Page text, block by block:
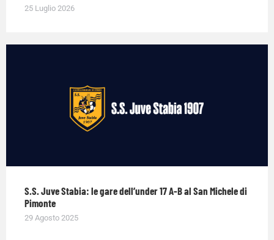
25 Luglio 2026
S.S. Juve Stabia: le gare dell’under 17 A-B al San Michele di
Pimonte
29 Agosto 2025